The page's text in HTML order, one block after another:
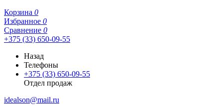
Корзина 0
Избранное 0
Сравнение 0
+375 (33) 650-09-55
Назад
Телефоны
+375 (33) 650-09-55
Отдел продаж
idealson@mail.ru